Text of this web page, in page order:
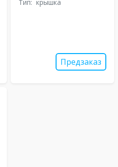
Тип: крышка
Предзаказ